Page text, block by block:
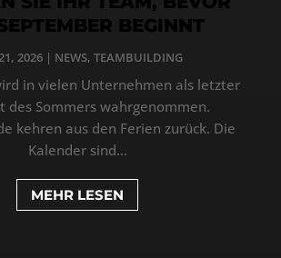
BEGINNT
2026| NEWS, TEAMBUILDING
in vielen Unternehmen als letzter
des Sommers wahrgenommen.
kehren aus den Ferien zurück. Die
Kalender sind...
MEHR LESEN